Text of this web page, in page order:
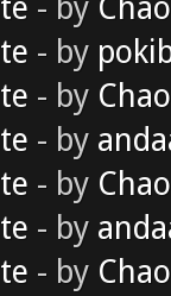
- by
- by
- by
- by
- by
- by
- by